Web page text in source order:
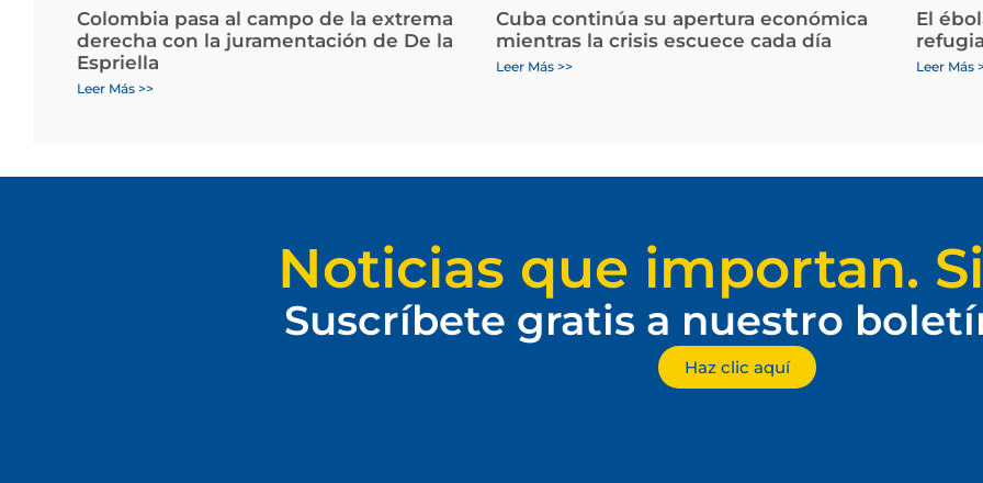
Colombia pasa al campo de la extrema
derecha con la juramentación de De la
Espriella
Leer Más >>
Cuba continúa su apertura económica
mientras la crisis escuece cada día
Leer Más >>
El
Leer Más
Noticias que importan.
Suscríbete gratis a nuestro
Haz clic aquí